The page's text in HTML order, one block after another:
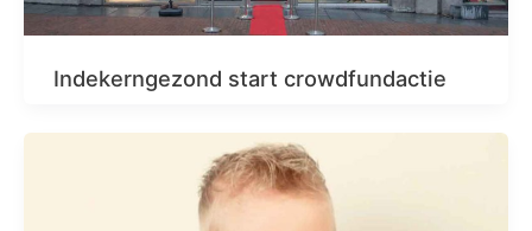
Indekerngezond start crowdfundactie